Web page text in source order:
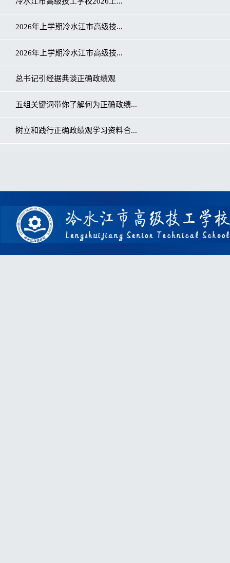
2026年上学期冷水江市高级技...
2026年上学期冷水江市高级技...
总书记引经据典谈正确政绩观
五组关键词带你了解何为正确政绩...
树立和践行正确政绩观学习资料合...